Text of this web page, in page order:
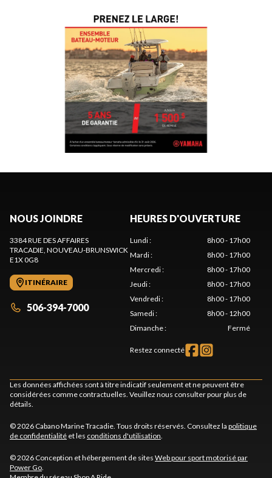
NOUS JOINDRE
3384 RUE DES AFFAIRES
TRACADIE, NOUVEAU-BRUNSWICK
E1X 0G8
ITINÉRAIRE
506-394-7000
HEURES D'OUVERTURE
Lundi:
8h00 - 17h00
Mardi:
8h00 - 17h00
Mercredi:
8h00 - 17h00
Jeudi:
8h00 - 17h00
Vendredi:
8h00 - 17h00
Samedi:
8h00 - 12h00
Dimanche: Fermé
Restez connecté
Les données affichées sont à titre indicatif seulement et ne peuvent être
considérées comme contractuelles. Veuillez nous consulter pour plus de
détails.
© 2026 Cabano Marine Tracadie. Tous droits réservés. Consultez la politique
de confidentialité et les conditions d'utilisation.
© 2026 Conception et hébergement de sites Web pour sport motorisé par
Power Go.